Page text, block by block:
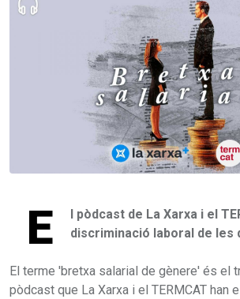
E
l pòdcast de La Xarxa i el
discriminació laboral de les
El terme 'bretxa salarial de gènere' és el
pòdcast que La Xarxa i el TERMCAT han